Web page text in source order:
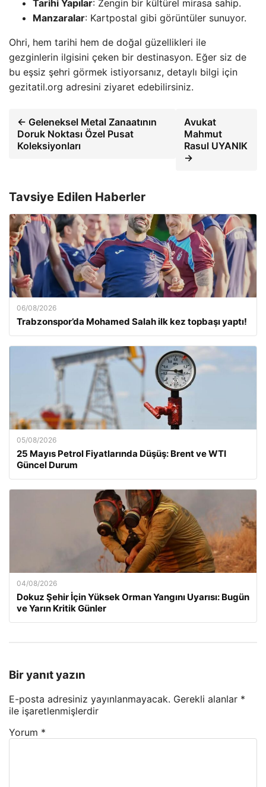
Tarihi Yapılar: Zengin bir kültürel mirasa sahip.
Manzaralar: Kartpostal gibi görüntüler sunuyor.
Ohri, hem tarihi hem de doğal güzellikleri ile
gezginlerin ilgisini çeken bir destinasyon. Eğer siz de
bu eşsiz şehri görmek istiyorsanız, detaylı bilgi için
gezitatil.org adresini ziyaret edebilirsiniz.
← Geleneksel Metal Zanaatının
Doruk Noktası Özel Pusat
Koleksiyonları
Avukat
Mahmut
Rasul UYANIK
→
Tavsiye Edilen Haberler
06/08/2026
Trabzonspor’da Mohamed Salah ilk kez topbaşı yaptı!
05/08/2026
25 Mayıs Petrol Fiyatlarında Düşüş: Brent ve WTI
Güncel Durum
04/08/2026
Dokuz Şehir İçin Yüksek Orman Yangını Uyarısı: Bugün
ve Yarın Kritik Günler
Bir yanıt yazın
E-posta adresiniz yayınlanmayacak. Gerekli alanlar *
ile işaretlenmişlerdir
Yorum *